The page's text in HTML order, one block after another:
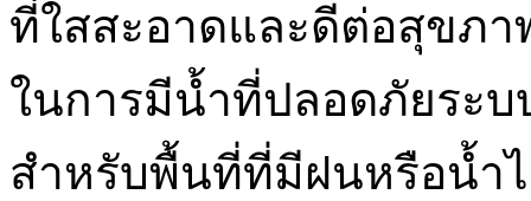
ที่ใสสะอาดและดีต่อสุขภ
ในการมีน้ำที่ปลอดภัยระบ
สำหรับพื้นที่ที่มีฝนหรือน้ำ